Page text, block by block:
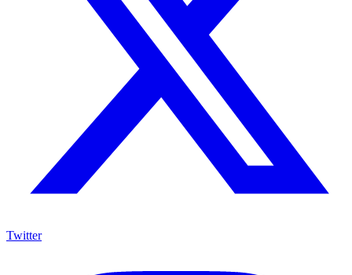
Twitter